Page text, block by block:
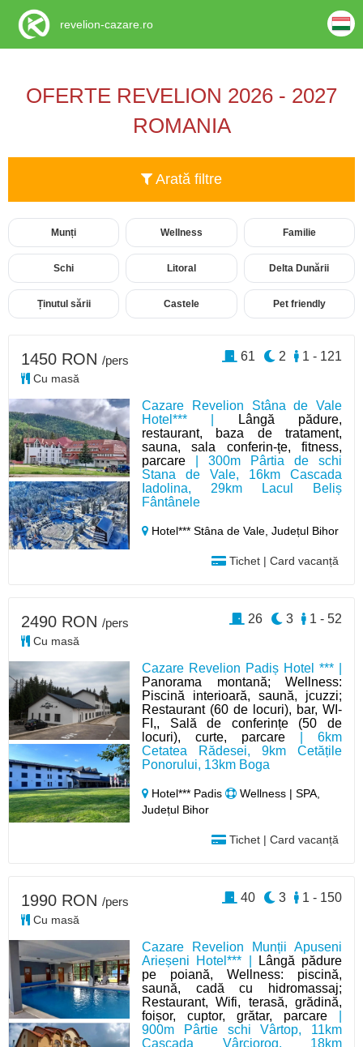
OFERTE REVELION 2026 - 2027
ROMANIA
Arată filtre
Munți Wellness Familie
Schi Litoral Delta Dunării
Ținutul sării Castele Pet friendly
Cazare Revelion Stâna de Vale
Hotel*** |
Lângă pădure,
restaurant, baza de tratament,
sauna, sala conferin-țe, fitness,
parcare | 300m Pârtia de schi
Stana de Vale, 16km Cascada
Iadolina, 29km Lacul Beliș
Fântânele
Hotel*** Stâna de Vale,Județul Bihor
Tichet | Card vacanță
1450 RON /pers
Cu masă
1 - 121
2
61
Cazare Revelion Padiș Hotel *** |
Panorama montană; Wellness:
Piscină interioară, saună, jcuzzi;
Restaurant (60 de locuri), bar, WI-
FI,, Sală de conferințe (50 de
locuri), curte, parcare | 6km
Cetatea Rădesei, 9km Cetățile
Ponorului, 13km Boga
Hotel*** Padis
Wellness | SPA,
Județul Bihor
Tichet | Card vacanță
2490 RON /pers
Cu masă
1 - 52
3
26
Cazare Revelion Munții Apuseni
Arieșeni Hotel*** |
Lângă pădure
pe poiană, Wellness: piscină,
saună, cadă cu hidromassaj;
Restaurant, Wifi, terasă, grădină,
foișor, cuptor, grătar, parcare
900m Pârtie schi Vârtop, 11km
Cascada Vârciorog, 18km
1990 RON /pers
Cu masă
1 - 150
3
40
revelion-cazare.ro